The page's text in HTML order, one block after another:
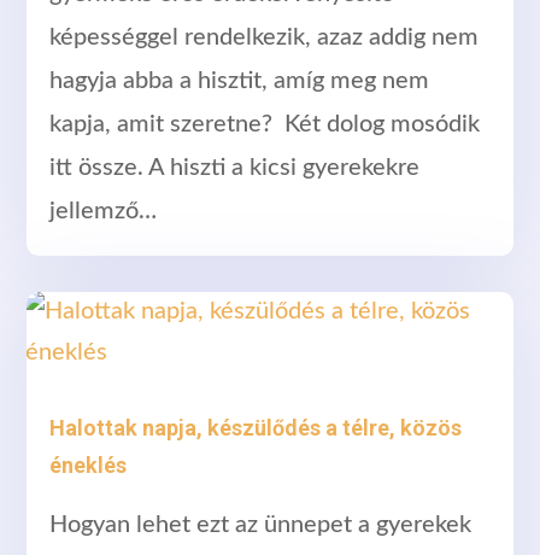
képességgel rendelkezik, azaz addig nem
hagyja abba a hisztit, amíg meg nem
kapja, amit szeretne? Két dolog mosódik
itt össze. A hiszti a kicsi gyerekekre
jellemző…
Halottak napja, készülődés a télre, közös
éneklés
Hogyan lehet ezt az ünnepet a gyerekek